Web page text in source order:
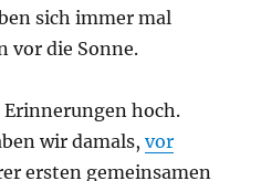
sich immer mal
vor die Sonne.
hoch.
wir damals,vor
ersten gemeinsamen